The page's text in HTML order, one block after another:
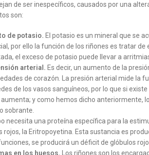
de ser inespecíficos, causados por una
son:
de potasio. El potasio es un mineral que se
por ello la función de los riñones es tratar
el exceso de potasio puede llevar a
arterial. Es decir, un aumento de la
de corazón. La presión arterial mide la
de los vasos sanguíneos, por lo que si
y como hemos dicho anteriormente,
sobrante.
necesita una proteína específica para la
rojos, la Eritropoyetina. Esta sustancia es
se producirá un déficit de glóbulos
en los huesos. Los riñones son los